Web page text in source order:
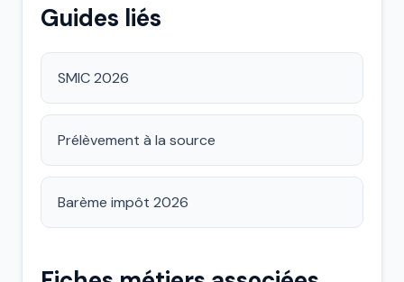
Guides liés
SMIC 2026
Prélèvement à la source
Barème impôt 2026